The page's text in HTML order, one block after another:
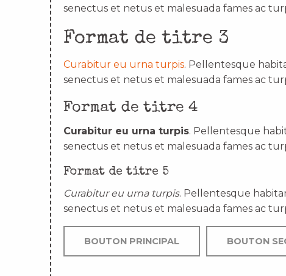
senectus et netus et malesuada fames ac
Format de titre 3
Curabitur eu urna turpis. Pellentesque
senectus et netus et malesuada fames ac
Format de titre 4
Curabitur eu urna turpis. Pellentesque
senectus et netus et malesuada fames ac
Format de titre 5
Curabitur eu urna turpis. Pellentesque
senectus et netus et malesuada fames ac
BOUTON PRINCIPAL BOUTON